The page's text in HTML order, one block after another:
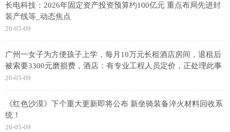
长电科技：2026年固定资产投资预算约100亿元 重点布局先进封
装产线等_动态焦点
26-05-09
广州一女子为方便孩子上学，每月10万元长租酒店房间，退租后
被索要3300元磨损费，酒店：有专业工程人员定价，正处理此事
26-05-09
《红色沙漠》下个重大更新即将公布 新坐骑装备淬火材料回收系
统！
26-05-09